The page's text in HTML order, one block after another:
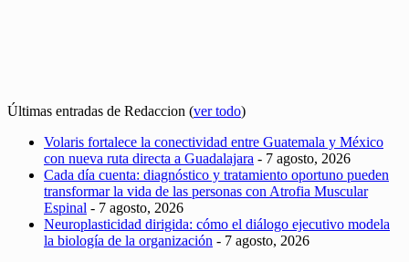
Últimas entradas de Redaccion (ver todo)
Volaris fortalece la conectividad entre Guatemala y México
con nueva ruta directa a Guadalajara - 7 agosto, 2026
Cada día cuenta: diagnóstico y tratamiento oportuno pueden
transformar la vida de las personas con Atrofia Muscular
Espinal - 7 agosto, 2026
Neuroplasticidad dirigida: cómo el diálogo ejecutivo modela
la biología de la organización - 7 agosto, 2026